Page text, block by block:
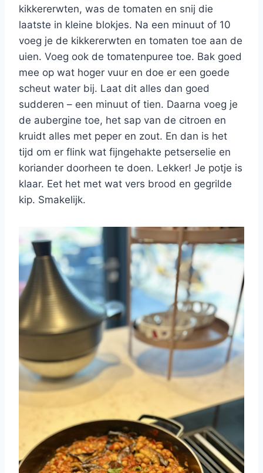
kikkererwten, was de tomaten en snij die
laatste in kleine blokjes. Na een minuut of 10
voeg je de kikkererwten en tomaten toe aan de
uien. Voeg ook de tomatenpuree toe. Bak goed
mee op wat hoger vuur en doe er een goede
scheut water bij. Laat dit alles dan goed
sudderen – een minuut of tien. Daarna voeg je
de aubergine toe, het sap van de citroen en
kruidt alles met peper en zout. En dan is het
tijd om er flink wat fijngehakte petserselie en
koriander doorheen te doen. Lekker! Je potje is
klaar. Eet het met wat vers brood en gegrilde
kip. Smakelijk.